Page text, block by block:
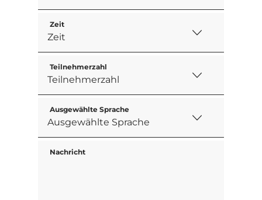
Zeit
Teilnehmerzahl
Ausgewählte Sprache
Nachricht